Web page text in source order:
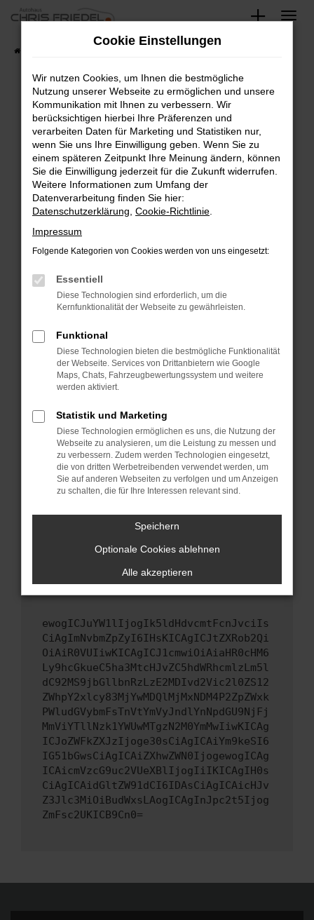
Zum
springen
Fahrzeugsuche
Fehler: Network Error
Beim Laden ist ein Fehler aufgetreten.
Hier sind ein paar Tipps, die dir helfen können:
Überprüfe deine Firewall und deine
Internetverbindung.
Laden andere Webseiten, zum Beispiel deine
Suchmaschine?
Prüfe deine Browsererweiterungen.
können das Laden bestimmter Seiten
verhindern. Funktioniert die Seite in einem
anderen Browser oder in einem privaten
Starte dein Gerät neu.
Das kann manchmal helfen, vorübergehende
Probleme zu beheben.
Betriebssystem auf dem neuesten Stand
sind.
Veraltete Software birgt nicht nur ein
Sicherheitsrisiko, sondern kann auch dazu
führen, dass bestimmte Funktionen nicht mehr
unterstützt werden.
Wende dich an den Webseitenbetreiber.
Wenn du alle oben genannten Schritte versucht
hast, kontaktiere uns bitte. Wir werden
versuchen, das Problem zu beheben. Du kannst
uns diesen Text schicken, um uns bei der
ewogICJuYW1lIjogIk5ldHdvcmtFcnJvciIs
CiAgImNvbmZpZyI6IHsKICAgICJtZXRob2Qi
OiAiR0VUIiwKICAgICJ1cmwiOiAiaHR0cHM6
Ly9hcGkueC5ha3MtcHJvZC5hdWRhcmlzLm5l
dC92MS9jbGllbnRzLzE2MDIvd2Vic2l0ZS12
ZWhpY2xlcy83MjYwMDQlMjMxNDM4P2ZpZWxk
PWludGVybmFsTnVtYmVyJndlYnNpdGU9NjFj
MmViYTllNzk1YWUwMTgzN2M0YmMwIiwKICAg
ICJoZWFkZXJzIjoge30sCiAgICAiYm9keSI6
IG51bGwsCiAgICAiZXhwZWN0IjogewogICAg
ICAicmVzcG9uc2VUeXBlIjogIiIKICAgIH0s
CiAgICAidGltZW91dCI6IDAsCiAgICAicHJv
Z3Jlc3MiOiBudWxsLAogICAgInJpc2t5Ijog
ZmFsc2UKICB9Cn0=
Cookie Einstellungen
Wir nutzen Cookies, um Ihnen die bestmögliche
Nutzung unserer Webseite zu ermöglichen und unsere
Kommunikation mit Ihnen zu verbessern. Wir
berücksichtigen hierbei Ihre Präferenzen und
verarbeiten Daten für Marketing und Statistiken nur,
wenn Sie uns Ihre Einwilligung geben. Wenn Sie zu
einem späteren Zeitpunkt Ihre Meinung ändern, können
Sie die Einwilligung jederzeit für die Zukunft widerrufen.
Weitere Informationen zum Umfang der
Datenverarbeitung finden Sie hier:
Datenschutzerklärung Cookie-Richtlinie
Impressum
Folgende Kategorien von Cookies werden von uns eingesetzt:
Essentiell
Diese Technologien sind erforderlich, um die
Kernfunktionalität der Webseite zu gewährleisten.
Funktional
Diese Technologien bieten die bestmögliche Funktionalität
der Webseite. Services von Drittanbietern wie Google
Maps, Chats, Fahrzeugbewertungssystem und weitere
werden aktiviert.
Statistik und Marketing
Diese Technologien ermöglichen es uns, die Nutzung der
Webseite zu analysieren, um die Leistung zu messen und
zu verbessern. Zudem werden Technologien eingesetzt,
die von dritten Werbetreibenden verwendet werden, um
Sie auf anderen Webseiten zu verfolgen und um Anzeigen
zu schalten, die für Ihre Interessen relevant sind.
Speichern
Optionale Cookies ablehnen
Alle akzeptieren